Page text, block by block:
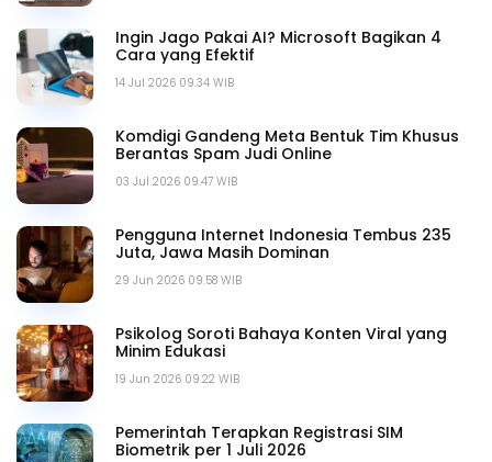
14 Jul 2026 09.34 WIB
Ingin Jago Pakai AI? Microsoft Bagikan 4
Cara yang Efektif
03 Jul 2026 09.47 WIB
Komdigi Gandeng Meta Bentuk Tim Khusus
Berantas Spam Judi Online
29 Jun 2026 09.58 WIB
Pengguna Internet Indonesia Tembus 235
Juta, Jawa Masih Dominan
19 Jun 2026 09.22 WIB
Psikolog Soroti Bahaya Konten Viral yang
Minim Edukasi
Pemerintah Terapkan Registrasi SIM
Biometrik per 1 Juli 2026